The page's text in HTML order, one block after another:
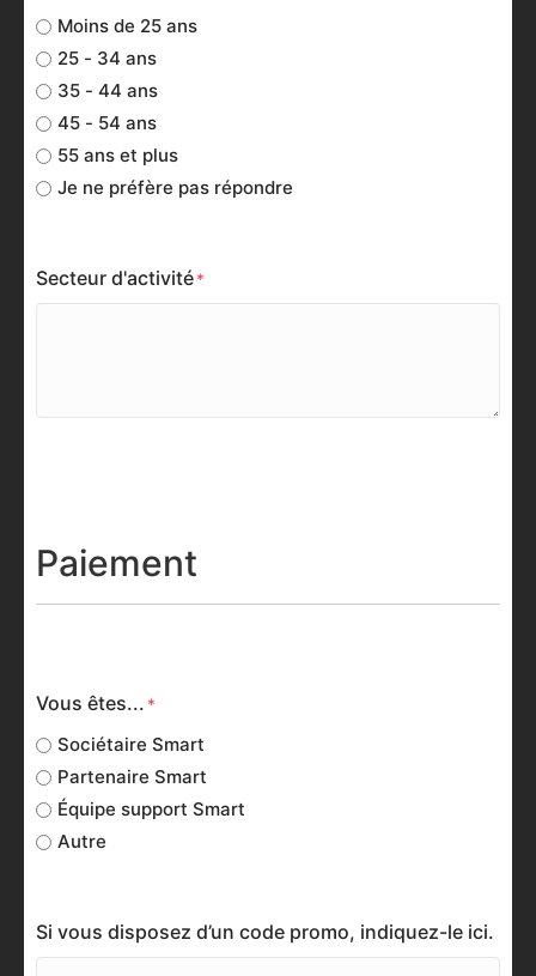
Moins de 25 ans
25 - 34 ans
35 - 44 ans
45 - 54 ans
55 ans et plus
Je ne préfère pas répondre
Secteur d'activité
Paiement
Vous êtes...
Sociétaire Smart
Partenaire Smart
Équipe support Smart
Autre
Si vous disposez d’un code promo, indiquez-le ici.